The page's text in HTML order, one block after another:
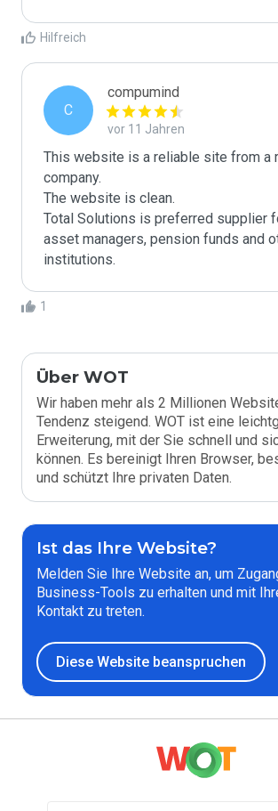
Hilfreich
C
compumind
vor 11 Jahren
This website is a reliable site from a
company.
The website is clean.
Total Solutions is preferred supplier
asset managers, pension funds and
institutions.
1
Über WOT
Wir haben mehr als 2 Millionen
Tendenz steigend. WOT ist eine
Erweiterung, mit der Sie schnell und
können. Es bereinigt Ihren Browser,
und schützt Ihre privaten Daten.
Ist das Ihre Website?
Melden Sie Ihre Website an, um
Business-Tools zu erhalten und mit
Kontakt zu treten.
Diese Website beanspruchen